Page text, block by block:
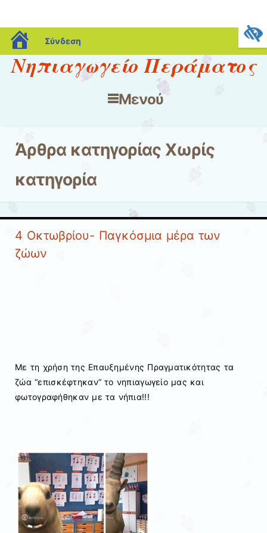
blogs.sch.gr
Σύνδεση
Νηπιαγωγείο Περάματος
Μενού
Άρθρα κατηγορίας Χωρίς
κατηγορία
4 Οκτωβρίου- Παγκόσμια μέρα των
ζώων
Με τη χρήση της Επαυξημένης Πραγματικότητας τα
ζώα “επισκέφτηκαν” το νηπιαγωγείο μας και
φωτογραφήθηκαν με τα νήπια!!!